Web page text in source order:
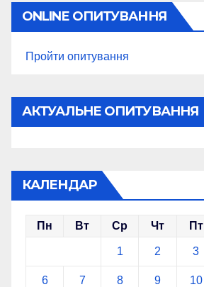
ONLINE ОПИТУВАННЯ
Пройти опитування
АКТУАЛЬНЕ ОПИТУВАННЯ
КАЛЕНДАР
Пн Вт Ср Чт Пт
1 2 3
6 7 8 9 10